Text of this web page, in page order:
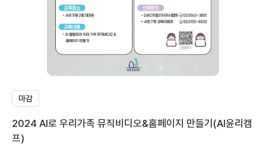
마감
2024 AI로 우리가족 뮤직비디오&홈페이지 만들기(AI윤리캠
프)